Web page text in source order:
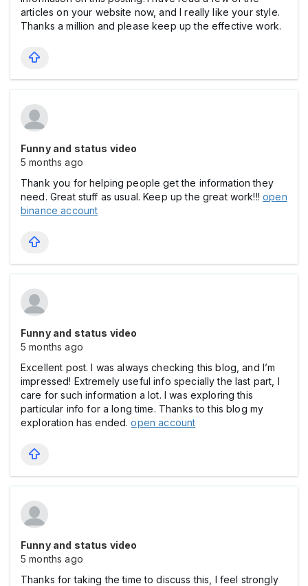
articles on your website now, and I really like your style.
Thanks a million and please keep up the effective work.
Funny and status video
5 months ago
Thank you for helping people get the information they
need. Great stuff as usual. Keep up the great work!!!open
binance account
Funny and status video
5 months ago
Excellent post. I was always checking this blog, and I’m
impressed! Extremely useful info specially the last part, I
care for such information a lot. I was exploring this
particular info for a long time. Thanks to this blog my
exploration has ended.open account
Funny and status video
5 months ago
Thanks for taking the time to discuss this, I feel strongly